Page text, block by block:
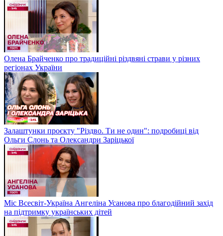
Олена Брайченко про традиційні різдвяні страви у різних
регіонах України
Залаштунки проєкту "Різдво. Ти не один": подробиці від
Ольги Слонь та Олександри Заріцької
Міс Всесвіт-Україна Ангеліна Усанова про благодійний захід
на підтримку українських дітей